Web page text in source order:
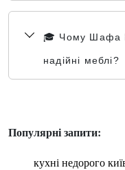
🎓 Чому Шафа
надійні меблі?
Популярні запити:
кухні недорого